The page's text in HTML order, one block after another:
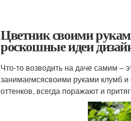
Цветник своими
роскошные идеи
Что-то возводить на даче самим –
занимаемсясвоими руками клумб и
оттенков, всегда поражают и